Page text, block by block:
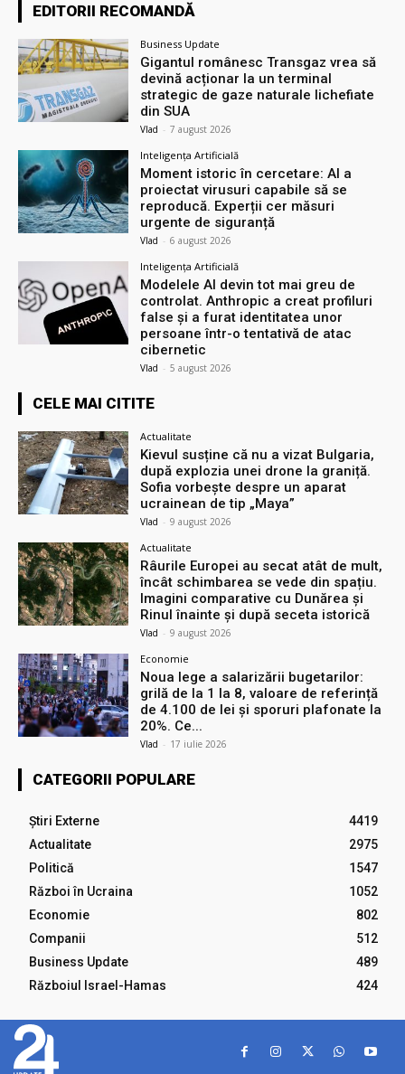
EDITORII RECOMANDĂ
Business Update
Gigantul românesc Transgaz vrea să
devină acționar la un terminal
strategic de gaze naturale lichefiate
din SUA
Vlad - 7 august 2026
Inteligența Artificială
Moment istoric în cercetare: AI a
proiectat virusuri capabile să se
reproducă. Experții cer măsuri
urgente de siguranță
Vlad - 6 august 2026
Inteligența Artificială
Modelele AI devin tot mai greu de
controlat. Anthropic a creat profiluri
false și a furat identitatea unor
persoane într-o tentativă de atac
cibernetic
Vlad - 5 august 2026
CELE MAI CITITE
Actualitate
Kievul susține că nu a vizat Bulgaria,
după explozia unei drone la graniță.
Sofia vorbește despre un aparat
ucrainean de tip „Maya”
Vlad - 9 august 2026
Actualitate
Râurile Europei au secat atât de mult,
încât schimbarea se vede din spațiu.
Imagini comparative cu Dunărea și
Rinul înainte și după seceta istorică
Vlad - 9 august 2026
Economie
Noua lege a salarizării bugetarilor:
grilă de la 1 la 8, valoare de referință
de 4.100 de lei și sporuri plafonate la
20%. Ce...
Vlad - 17 iulie 2026
CATEGORII POPULARE
Știri Externe
4419
Actualitate
2975
Politică
1547
Război în Ucraina
1052
Economie
802
Companii
512
Business Update
489
Războiul Israel-Hamas
424